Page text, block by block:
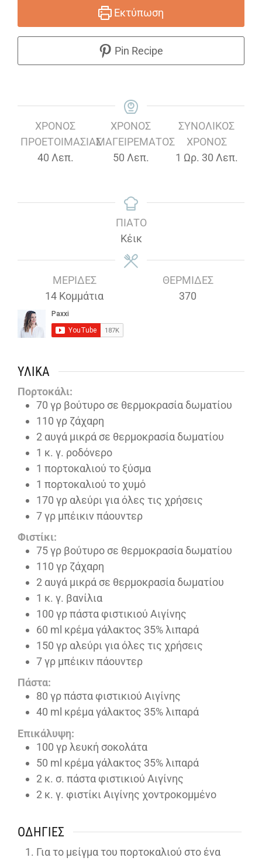
Εκτύπωση
Pin Recipe
ΧΡΌΝΟΣ
ΠΡΟΕΤΟΙΜΑΣΊΑΣ
40Λεπτά
Λεπ.
ΧΡΌΝΟΣ
ΜΑΓΕΙΡΈΜΑΤΟΣ
50Λεπτά
Λεπ.
ΣΥΝΟΛΙΚΌΣ
ΧΡΌΝΟΣ
1 Ώρα
Ωρ. 30Λεπτά
Λεπ.
ΠΙΆΤΟ
Κέικ
ΜΕΡΊΔΕΣ
14 Κομμάτια
ΘΕΡΜΊΔΕΣ
370
ΥΛΙΚΆ
Πορτοκάλι:
70 γρ βούτυρο σε θερμοκρασία δωματίου
110 γρ ζάχαρη
2 αυγά μικρά σε θερμοκρασία δωματίου
1 κ. γ. ροδόνερο
1 πορτοκαλιού το ξύσμα
1 πορτοκαλιού το χυμό
170 γρ αλεύρι για όλες τις χρήσεις
7γρ μπέικιν πάουντερ
Φιστίκι:
75γρ βούτυρο σε θερμοκρασία δωματίου
110 γρ ζάχαρη
2 αυγά μικρά σε θερμοκρασία δωματίου
1 κ. γ. βανίλια
100 γρ πάστα φιστικιού Αιγίνης
60 ml κρέμα γάλακτος 35% λιπαρά
150 γρ αλεύρι για όλες τις χρήσεις
7γρ μπέικιν πάουντερ
Πάστα:
80 γρ πάστα φιστικιού Αιγίνης
40 ml κρέμα γάλακτος 35% λιπαρά
Επικάλυψη:
100 γρ λευκή σοκολάτα
50 ml κρέμα γάλακτος 35% λιπαρά
2 κ. σ. πάστα φιστικιού Αιγίνης
2 κ. γ. φιστίκι Αιγίνης χοντροκομμένο
ΟΔΗΓΊΕΣ
Για το μείγμα του πορτοκαλιού στο ένα